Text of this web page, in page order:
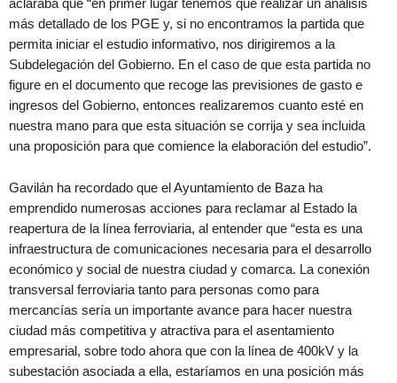
aclaraba que “en primer lugar tenemos que realizar un análisis
más detallado de los PGE y, si no encontramos la partida que
permita iniciar el estudio informativo, nos dirigiremos a la
Subdelegación del Gobierno. En el caso de que esta partida no
figure en el documento que recoge las previsiones de gasto e
ingresos del Gobierno, entonces realizaremos cuanto esté en
nuestra mano para que esta situación se corrija y sea incluida
una proposición para que comience la elaboración del estudio”.
Gavilán ha recordado que el Ayuntamiento de Baza ha
emprendido numerosas acciones para reclamar al Estado la
reapertura de la línea ferroviaria, al entender que “esta es una
infraestructura de comunicaciones necesaria para el desarrollo
económico y social de nuestra ciudad y comarca. La conexión
transversal ferroviaria tanto para personas como para
mercancías sería un importante avance para hacer nuestra
ciudad más competitiva y atractiva para el asentamiento
empresarial, sobre todo ahora que con la línea de 400kV y la
subestación asociada a ella, estaríamos en una posición más